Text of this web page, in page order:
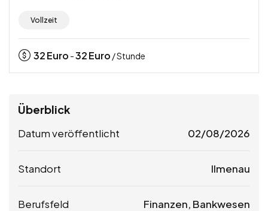
Vollzeit
32Euro -32Euro / Stunde
Überblick
Datum veröffentlicht 02/08/2026
Standort Ilmenau
Berufsfeld Finanzen, Bankwesen